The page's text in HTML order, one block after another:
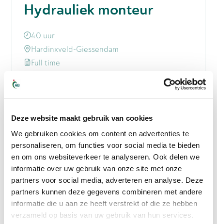
Deze website maakt gebruik van cookies
We gebruiken cookies om content en advertenties te
personaliseren, om functies voor social media te bieden
en om ons websiteverkeer te analyseren. Ook delen we
informatie over uw gebruik van onze site met onze
partners voor social media, adverteren en analyse. Deze
partners kunnen deze gegevens combineren met andere
informatie die u aan ze heeft verstrekt of die ze hebben
verzameld op basis van uw gebruik van hun services.
Hydrauliek monteur
40 uur
Hardinxveld-Giessendam
Full time
Infra
Machinist Rupskraan
38 - 40 uur
Noordeloos
Full time